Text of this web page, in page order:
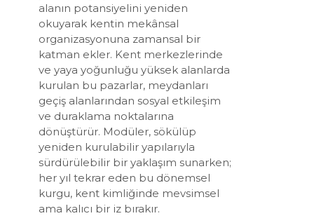
alanın potansiyelini yeniden
okuyarak kentin mekânsal
organizasyonuna zamansal bir
katman ekler. Kent merkezlerinde
ve yaya yoğunluğu yüksek alanlarda
kurulan bu pazarlar, meydanları
geçiş alanlarından sosyal etkileşim
ve duraklama noktalarına
dönüştürür. Modüler, sökülüp
yeniden kurulabilir yapılarıyla
sürdürülebilir bir yaklaşım sunarken;
her yıl tekrar eden bu dönemsel
kurgu, kent kimliğinde mevsimsel
ama kalıcı bir iz bırakır.